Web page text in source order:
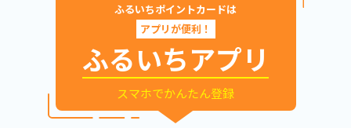
ふるいちポイントカードは
アプリが便利！
ふるいちアプリ
スマホでかんたん登録